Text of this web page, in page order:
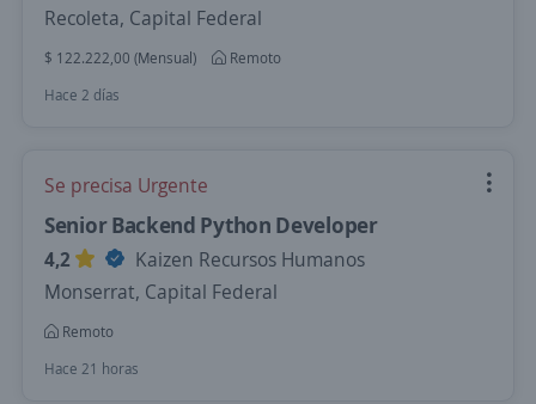
Recoleta, Capital Federal
$ 122.222,00 (Mensual)
Remoto
Hace 2 días
Se precisa Urgente
Senior Backend Python Developer
4,2
Kaizen Recursos Humanos
Monserrat, Capital Federal
Remoto
Hace 21 horas